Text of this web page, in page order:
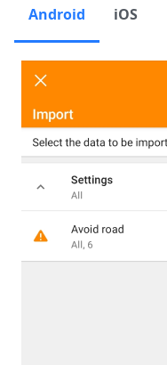
Android iOS